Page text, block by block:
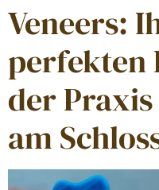
Veneers:
perfekten
der
am